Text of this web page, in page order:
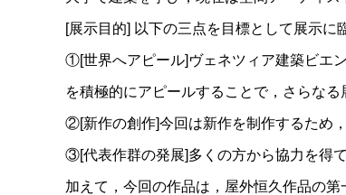
[展示目的] 以下の三点を目標として展示に
①[世界へアピール]ヴェネツィア建築ビエ
を積極的にアピールすることで，さらなる
②[新作の創作]今回は新作を制作するため
③[代表作群の発展]多くの方から協力を得
加えて，今回の作品は，屋外恒久作品の第